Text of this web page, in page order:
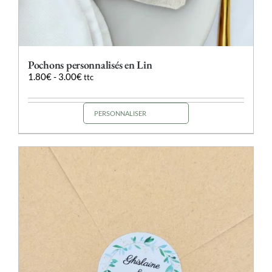
Pochons personnalisés en Lin
1.80€- 3.00€ ttc
PERSONNALISER